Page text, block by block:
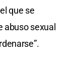
que se
abuso sexual